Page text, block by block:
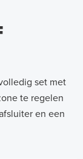
set met
te regelen
en een